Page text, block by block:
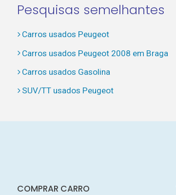
Pesquisas semelhantes
Carros usados Peugeot
Carros usados Peugeot 2008 em Braga
Carros usados Gasolina
SUV/TT usados Peugeot
COMPRAR CARRO